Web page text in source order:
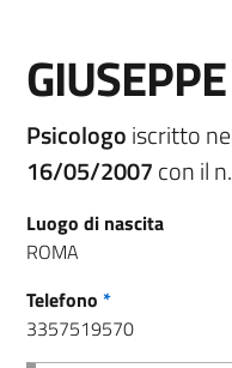
Psicologoiscritto
16/05/2007con il n.
Luogo di nascita
ROMA
Telefono *
3357519570